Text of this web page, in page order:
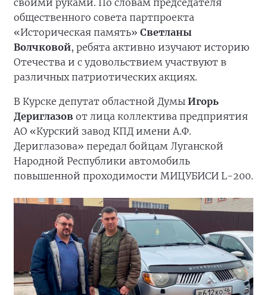
своими руками. По словам председателя
общественного совета партпроекта
«Историческая память» Светланы
Волчковой, ребята активно изучают историю
Отечества и с удовольствием участвуют в
различных патриотических акциях.
В Курске депутат областной Думы Игорь
Дериглазов от лица коллектива предприятия
АО «Курский завод КПД имени А.Ф.
Дериглазова» передал бойцам Луганской
Народной Республики автомобиль
повышенной проходимости МИЦУБИСИ L-200.